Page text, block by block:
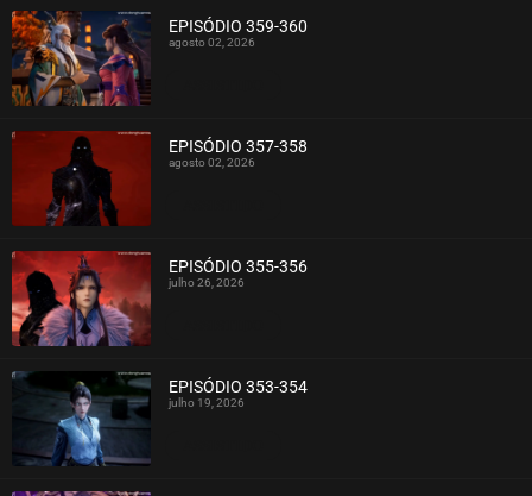
EPISÓDIO 359-360
agosto 02, 2026
EPISÓDIO 357-358
agosto 02, 2026
EPISÓDIO 355-356
julho 26, 2026
EPISÓDIO 353-354
julho 19, 2026